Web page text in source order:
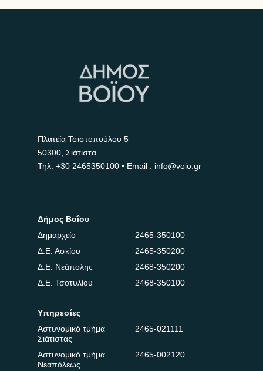
Πλατεία Τσιστοπούλου 5
50300, Σιάτιστα
Τηλ. +30 2465350100 • Email : info@voio.gr
Δήμος Βοΐου
Δημαρχείο
2465-350100
Δ.Ε. Ασκίου
2465-350200
Δ.Ε. Νεάπολης
2468-350200
Δ.Ε. Τσοτυλίου
2468-350100
Υπηρεσίες
Αστυνομικό τμήμα
Σιάτιστας
2465-021111
Αστυνομικό τμήμα
Νεαπόλεως
2465-002120